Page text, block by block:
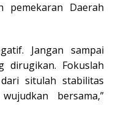
pemekaran Daerah
Jangan sampai
dirugikan. Fokuslah
situlah stabilitas
bersama,”